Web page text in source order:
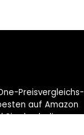
Preisvergleichs-
auf Amazon
durch die